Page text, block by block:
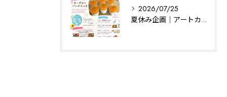
2026/07/25
夏休み企画｜アートカフェはぐ｜相模原